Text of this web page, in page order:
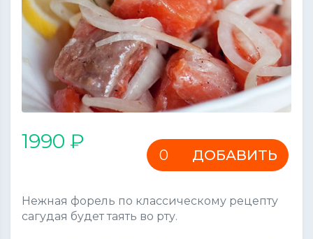
1990 ₽
ДОБАВИТЬ
Нежная форель по классическому рецепту
сагудая будет таять во рту.